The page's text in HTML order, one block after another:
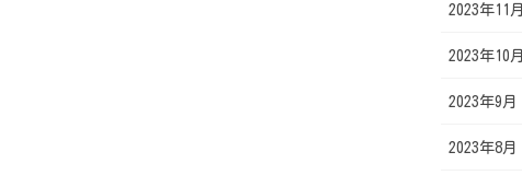
2023年11月
2023年10月
2023年9月
2023年8月